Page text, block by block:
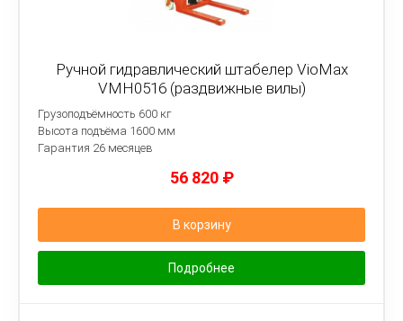
Ручной гидравлический штабелер VioMax
VMH0516 (раздвижные вилы)
Грузоподъёмность 600 кг
Высота подъёма 1600 мм
Гарантия 26 месяцев
56 820 ₽
В корзину
Подробнее